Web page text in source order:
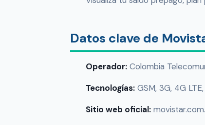
Datos clave de
Operador: Colombia
Tecnologías: GSM, 3G, 4G
Sitio web oficial: